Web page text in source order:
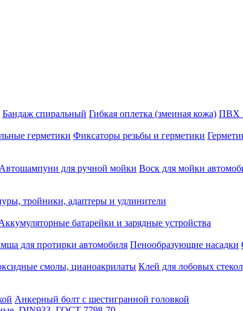
Бандаж спиральный Гибкая оплетка (змеиная кожа) ПВХ
герметики Фиксаторы резьбы и герметики
Автошампуни для ручной мойки Воск для мойки
тройники, адаптеры и удлинители
батарейки и зарядные устройства
для протирки автомобиля Пенообразующие насадки
смолы, цианоакрилаты Клей для лобовых
Анкерный болт с шестигранной головкой